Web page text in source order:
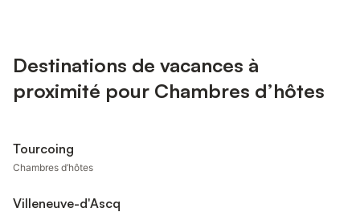
Destinations de vacances à
proximité pour Chambres d’hôtes
Tourcoing
Chambres d’hôtes
Villeneuve-d'Ascq